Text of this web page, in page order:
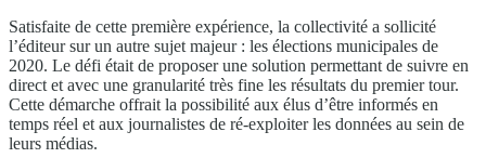
Satisfaite de cette première expérience, la collectivité a sollicité
l’éditeur sur un autre sujet majeur : les élections municipales de
2020. Le défi était de proposer une solution permettant de suivre en
direct et avec une granularité très fine les résultats du premier tour.
Cette démarche offrait la possibilité aux élus d’être informés en
temps réel et aux journalistes de ré-exploiter les données au sein de
leurs médias.